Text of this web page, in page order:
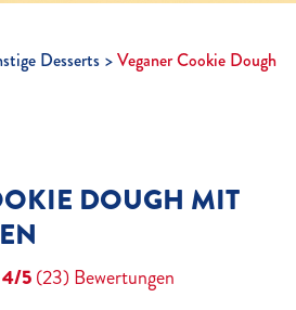
Desserts
Veganer Cookie Dough
DOUGH MIT
4/5(23)Bewertungen